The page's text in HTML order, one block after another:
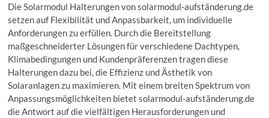
Die Solarmodul Halterungen von solarmodul-aufständerung.de
setzen auf Flexibilität und Anpassbarkeit, um individuelle
Anforderungen zu erfüllen. Durch die Bereitstellung
maßgeschneiderter Lösungen für verschiedene Dachtypen,
Klimabedingungen und Kundenpräferenzen tragen diese
Halterungen dazu bei, die Effizienz und Ästhetik von
Solaranlagen zu maximieren. Mit einem breiten Spektrum von
Anpassungsmöglichkeiten bietet solarmodul-aufständerung.de
die Antwort auf die vielfältigen Herausforderungen und